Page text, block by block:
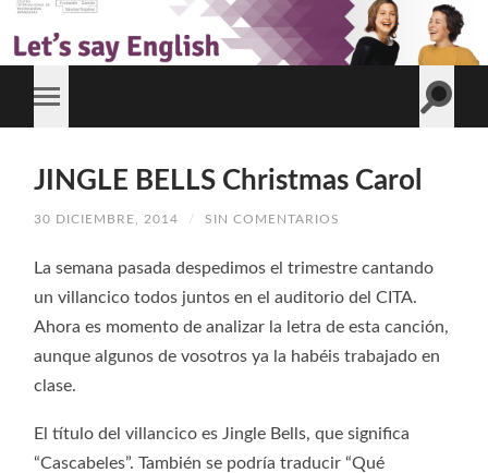
JINGLE BELLS Christmas Carol
30 DICIEMBRE, 2014 / SIN COMENTARIOS
La semana pasada despedimos el trimestre cantando
un villancico todos juntos en el auditorio del CITA.
Ahora es momento de analizar la letra de esta canción,
aunque algunos de vosotros ya la habéis trabajado en
clase.
El título del villancico es Jingle Bells, que significa
“Cascabeles”. También se podría traducir “Qué